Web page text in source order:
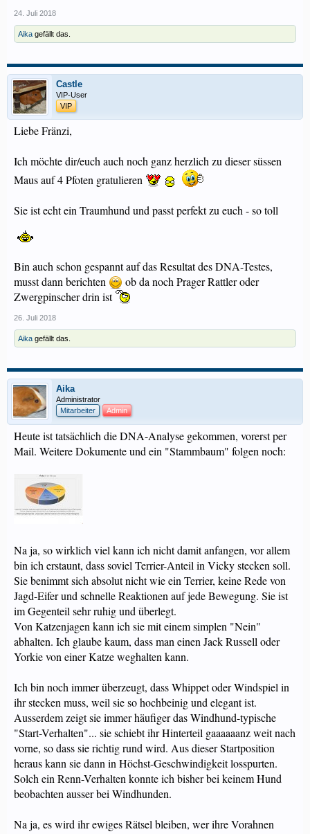
24. Juli 2018
Aika gefällt das.
Castle
VIP-User
VIP
Liebe Fränzi,
Ich möchte dir/euch auch noch ganz herzlich zu dieser süssen
Maus auf 4 Pfoten gratulieren
Sie ist echt ein Traumhund und passt perfekt zu euch - so toll
Bin auch schon gespannt auf das Resultat des DNA-Testes,
musst dann berichten
ob da noch Prager Rattler oder
Zwergpinscher drin ist
26. Juli 2018
Aika gefällt das.
Aika
Administrator
Mitarbeiter
Admin
Heute ist tatsächlich die DNA-Analyse gekommen, vorerst per
Mail. Weitere Dokumente und ein "Stammbaum" folgen noch:
Na ja, so wirklich viel kann ich nicht damit anfangen, vor allem
bin ich erstaunt, dass soviel Terrier-Anteil in Vicky stecken soll.
Sie benimmt sich absolut nicht wie ein Terrier, keine Rede von
Jagd-Eifer und schnelle Reaktionen auf jede Bewegung. Sie ist
im Gegenteil sehr ruhig und überlegt.
Von Katzenjagen kann ich sie mit einem simplen "Nein"
abhalten. Ich glaube kaum, dass man einen Jack Russell oder
Yorkie von einer Katze weghalten kann.
Ich bin noch immer überzeugt, dass Whippet oder Windspiel in
ihr stecken muss, weil sie so hochbeinig und elegant ist.
Ausserdem zeigt sie immer häufiger das Windhund-typische
"Start-Verhalten"... sie schiebt ihr Hinterteil gaaaaaanz weit nach
vorne, so dass sie richtig rund wird. Aus dieser Startposition
heraus kann sie dann in Höchst-Geschwindigkeit losspurten.
Solch ein Renn-Verhalten konnte ich bisher bei keinem Hund
beobachten ausser bei Windhunden.
Na ja, es wird ihr ewiges Rätsel bleiben, wer ihre Vorahnen